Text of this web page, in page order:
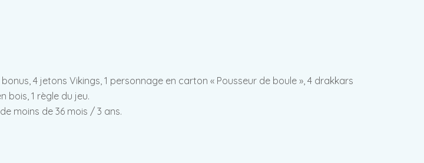
4 jetons Vikings, 1 personnage en carton « Pousseur de boule », 4 drakkars
bois, 1 règle du jeu.
moins de 36 mois / 3 ans.